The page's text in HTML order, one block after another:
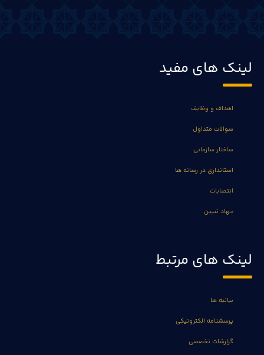
لینک های مفید
اهداف و وظایف
سوالات متداول
ساختار سازمانی
استانداری در رسانه ها
انتصابات
جهاد تبیین
لینک های مرتبط
بیانیه ها
پرسشنامه الکترونیکی
گزارشات تخصصی